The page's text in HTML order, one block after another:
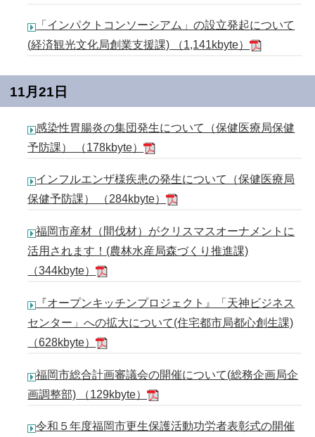
「インパクトコンソーシアム」の設立発起について
(経済観光文化局創業支援課) （1,141kbyte）
11月21日
感染性胃腸炎の集団発生について（保健医療局保健
予防課） （178kbyte）
インフルエンザ様疾患の発生について（保健医療局
保健予防課） （284kbyte）
福岡市産材（間伐材）がクリスマスオーナメントに
活用されます！(農林水産局森づくり推進課)
（344kbyte）
『オープンキッチンプロジェクト』「天神ビジネス
センター」への拡大について(住宅都市局都心創生課)
（628kbyte）
福岡市総合計画審議会の開催について(総務企画局企
画調整部) （129kbyte）
令和５年度福岡市更生保護活動功労者表彰式の開催